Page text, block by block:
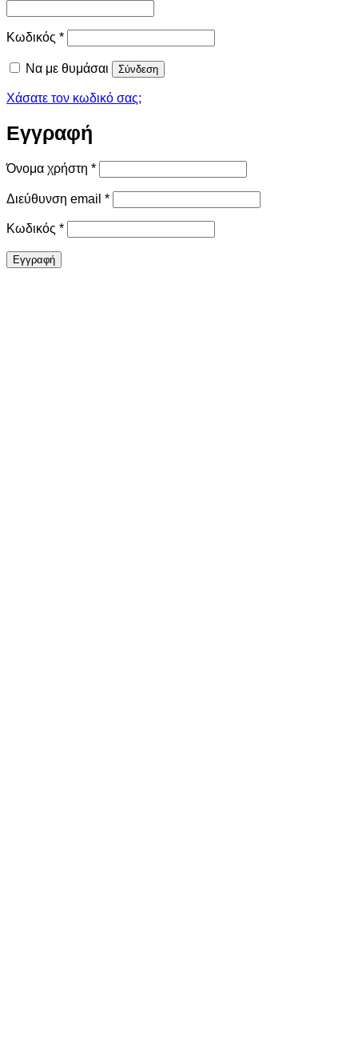
Κωδικός *Απαιτείται
Να με θυμάσαι Σύνδεση
Χάσατε τον κωδικό σας;
Εγγραφή
Όνομα χρήστη *Απαιτείται
Διεύθυνση email *Απαιτείται
Κωδικός *Απαιτείται
Εγγραφή